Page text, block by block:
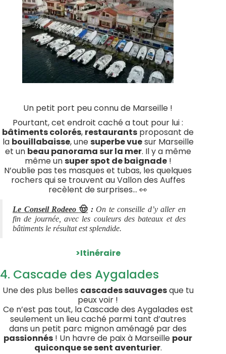
Un petit port peu connu de Marseille !
Pourtant, cet endroit caché a tout pour lui :
bâtiments colorés, restaurants proposant de
la bouillabaisse, unesuperbe vuesur Marseille
et un beau panorama sur la mer. Il y a même
même unsuper spot de baignade!
N’oublie pas tes masques et tubas, les quelques
rochers qui se trouvent au Vallon des Auffes
recèlent de surprises… 👀
Le Conseil Rodeeo 🤠 :On te conseille d’y aller en
fin de journée, avec les couleurs des bateaux et des
bâtiments le résultat est splendide.
>Itinéraire
4. Cascade des Aygalades
Une des plus belles cascades sauvagesque tu
peux voir !
Ce n’est pas tout, la Cascade des Aygalades est
seulement un lieu caché parmi tant d’autres
dans un petit parc mignon aménagé par des
passionnés ! Un havre de paix à Marseille pour
quiconque se sent aventurier.